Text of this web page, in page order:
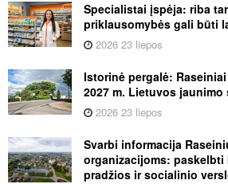
Specialistai įspėja: riba
priklausomybės gali būti
2026 23 liepos
Istorinė pergalė:
2027 m. Lietuvos jaunimo
2026 23 liepos
Svarbi informacija
organizacijoms: paskelbti
pradžios ir socialinio